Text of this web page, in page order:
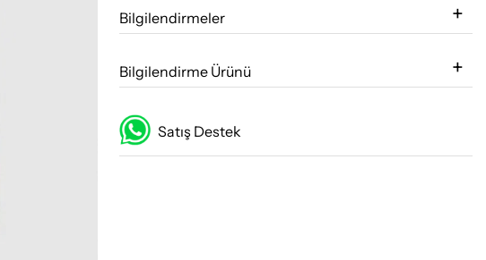
Bilgilendirmeler
Bilgilendirme Ürünü
Satış Destek